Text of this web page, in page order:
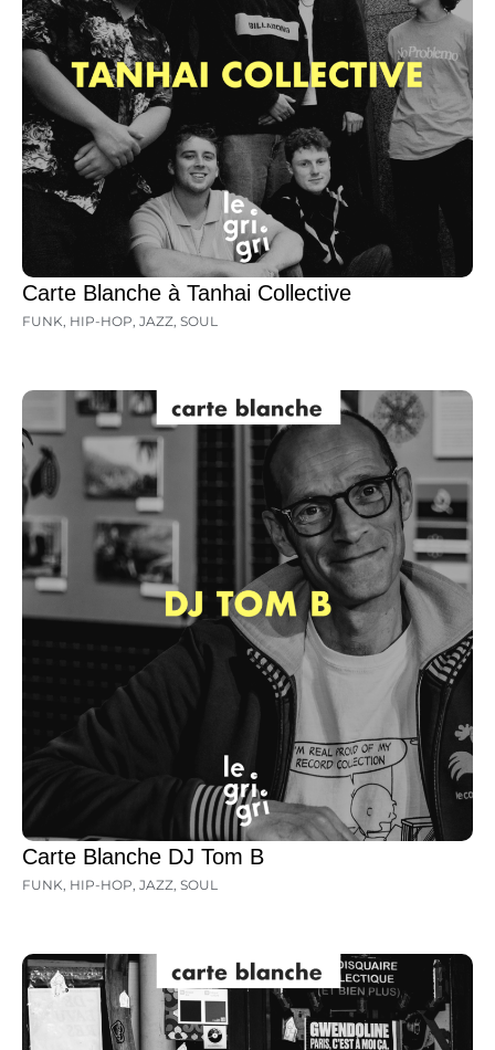
Carte Blanche à Tanhai Collective
FUNK, HIP-HOP, JAZZ, SOUL
Carte Blanche DJ Tom B
FUNK, HIP-HOP, JAZZ, SOUL